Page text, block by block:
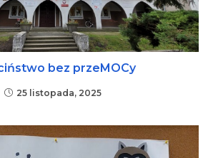
bez przeMOCy
25 listopada, 2025